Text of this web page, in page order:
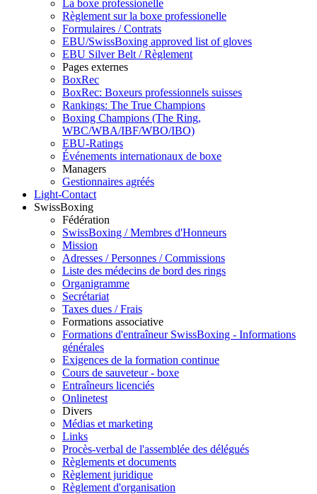
La boxe professionelle
Règlement sur la boxe professionelle
Formulaires / Contrats
EBU/SwissBoxing approved list of gloves
EBU Silver Belt / Règlement
Pages externes
BoxRec
BoxRec: Boxeurs professionnels suisses
Rankings: The True Champions
Boxing Champions (The Ring,
WBC/WBA/IBF/WBO/IBO)
EBU-Ratings
Événements internationaux de boxe
Managers
Gestionnaires agréés
Light-Contact
SwissBoxing
Fédération
SwissBoxing / Membres d'Honneurs
Mission
Adresses / Personnes / Commissions
Liste des médecins de bord des rings
Organigramme
Secrétariat
Taxes dues / Frais
Formations associative
Formations d'entraîneur SwissBoxing - Informations
générales
Exigences de la formation continue
Cours de sauveteur - boxe
Entraîneurs licenciés
Onlinetest
Divers
Médias et marketing
Links
Procès-verbal de l'assemblée des délégués
Règlements et documents
Règlement juridique
Règlement d'organisation